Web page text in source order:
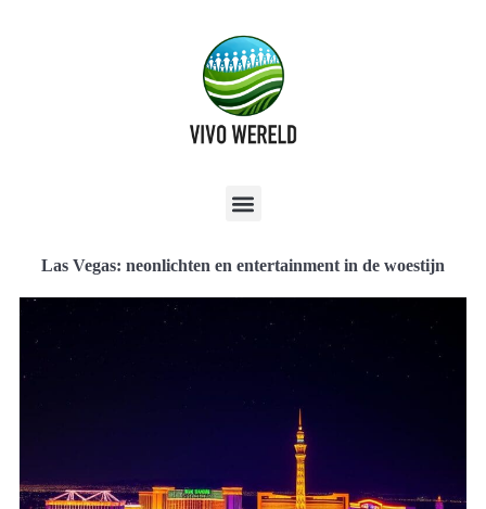
Las Vegas: neonlichten en entertainment in de woestijn